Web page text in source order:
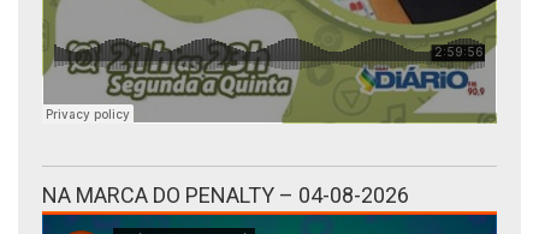
NA MARCA DO PENALTY – 04-08-2026